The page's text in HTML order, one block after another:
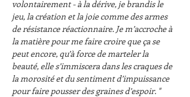
volontairement - à la dérive, je brandis le
jeu, la création et la joie comme des armes
de résistance réactionnaire. Je m’accroche à
la matière pour me faire croire que ça se
peut encore, qu’à force de marteler la
beauté, elle s’immiscera dans les craques de
la morosité et du sentiment d’impuissance
pour faire pousser des graines d’espoir. "